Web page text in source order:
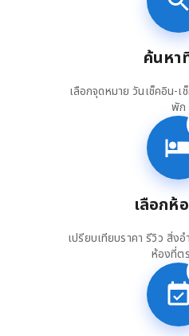
ค้นหา
เลือกจุดหมาย วันเช็คอิน-เ
พัก
เลือกห้
เปรียบเทียบราคา รีวิว สิ่ง
ห้องที่ต